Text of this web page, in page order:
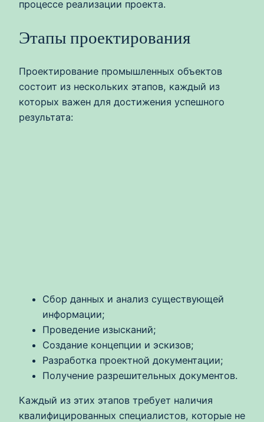
процессе реализации проекта.
Этапы проектирования
Проектирование промышленных объектов
состоит из нескольких этапов, каждый из
которых важен для достижения успешного
результата:
Сбор данных и анализ существующей
информации;
Проведение изысканий;
Создание концепции и эскизов;
Разработка проектной документации;
Получение разрешительных документов.
Каждый из этих этапов требует наличия
квалифицированных специалистов, которые не